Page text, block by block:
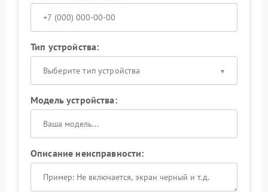
Тип устройства:
Выберите тип устройства
Модель устройства:
Описание неисправности: